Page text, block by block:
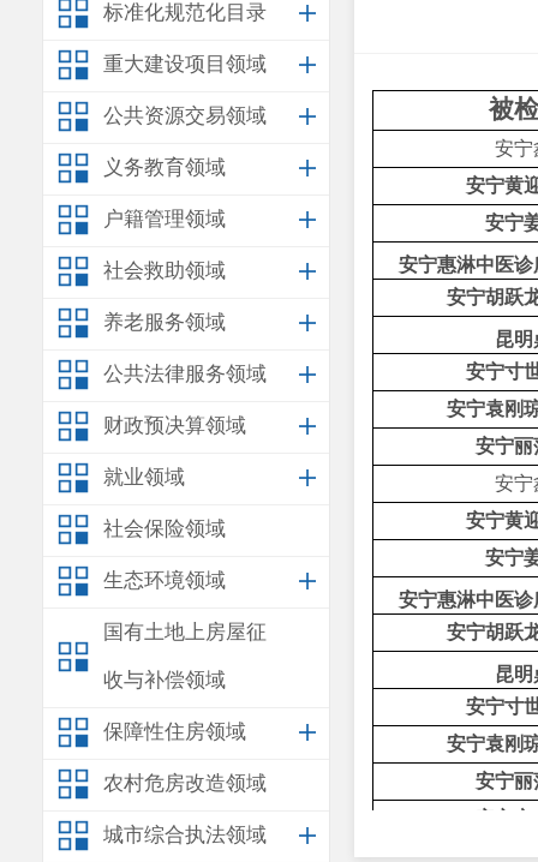
标准化规范化目录
重大建设项目领域
公共资源交易领域
义务教育领域
户籍管理领域
社会救助领域
养老服务领域
公共法律服务领域
财政预决算领域
就业领域
社会保险领域
生态环境领域
国有土地上房屋征
收与补偿领域
保障性住房领域
农村危房改造领域
城市综合执法领域
被
安宁
安宁黄
安宁
安宁惠淋中医
安宁胡跃
昆明
安宁寸
安宁袁刚
安宁丽
安宁
安宁黄
安宁
安宁惠淋中医
安宁胡跃
昆明
安宁寸
安宁袁刚
安宁丽
安宁市连然